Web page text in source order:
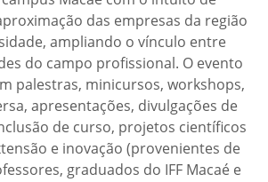
das empresas da região
ampliando o vínculo entre
do campo profissional. O evento
palestras, minicursos, workshops,
apresentações, divulgações de
de curso, projetos científicos
e inovação (provenientes de
graduados do IFF Macaé e